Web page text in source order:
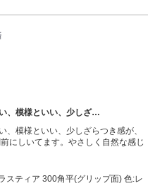
、模様といい、少しざ…
模様といい、少しざらつき感が、
にしいてます。やさしく自然な感じ
スティア 300角平(グリップ面) 色:レ